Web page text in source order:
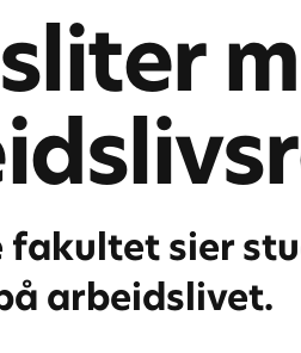
fakultet sier
arbeidslivet.